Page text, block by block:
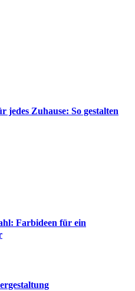
jedes Zuhause: So gestalten
Farbideen für ein